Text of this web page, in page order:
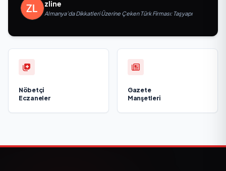
zline
Almanya’da Dikkatleri Üzerine Çeken Türk Firması: Taşyapı
Nöbetçi
Eczaneler
Gazete
Manşetleri